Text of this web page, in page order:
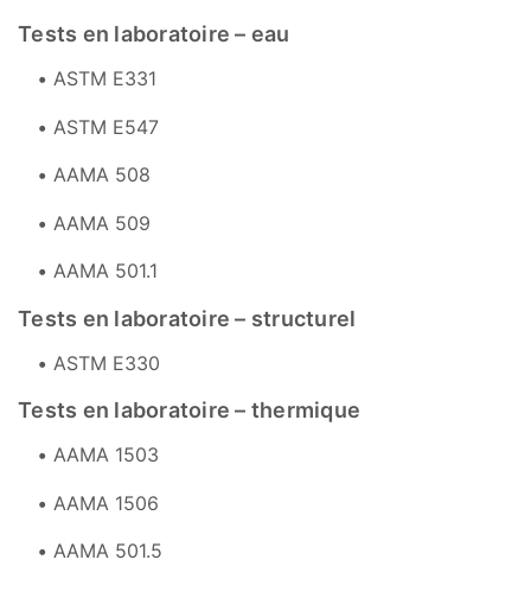
Tests en laboratoire – eau
ASTM E331
ASTM E547
AAMA 508
AAMA 509
AAMA 501.1
Tests en laboratoire – structurel
ASTM E330
Tests en laboratoire – thermique
AAMA 1503
AAMA 1506
AAMA 501.5